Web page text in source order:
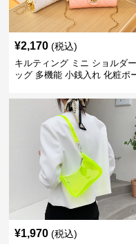
¥2,170 (税込)
キルティング ミニ ショルダ
ッグ 多機能 小銭入れ 化粧ポ
¥1,970 (税込)